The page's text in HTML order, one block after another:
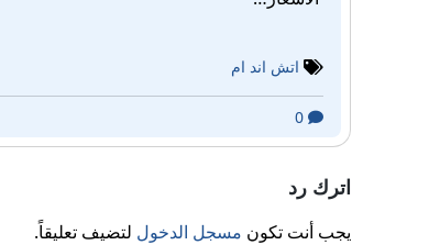
اتش اند ام
اترك رد
يجب أنت تكون مسجل الدخول لتضيف تعليقاً.